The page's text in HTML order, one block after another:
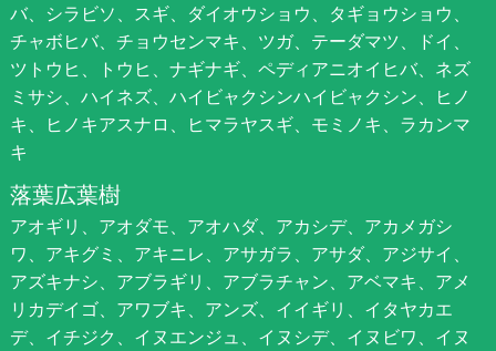
バ、シラビソ、スギ、ダイオウショウ、タギョウショウ、
チャボヒバ、チョウセンマキ、ツガ、テーダマツ、ドイ、
ツトウヒ、トウヒ、ナギナギ、ペディアニオイヒバ、ネズ
ミサシ、ハイネズ、ハイビャクシンハイビャクシン、ヒノ
キ、ヒノキアスナロ、ヒマラヤスギ、モミノキ、ラカンマ
キ
落葉広葉樹
アオギリ、アオダモ、アオハダ、アカシデ、アカメガシ
ワ、アキグミ、アキニレ、アサガラ、アサダ、アジサイ、
アズキナシ、アブラギリ、アブラチャン、アベマキ、アメ
リカデイゴ、アワブキ、アンズ、イイギリ、イタヤカエ
デ、イチジク、イヌエンジュ、イヌシデ、イヌビワ、イヌ